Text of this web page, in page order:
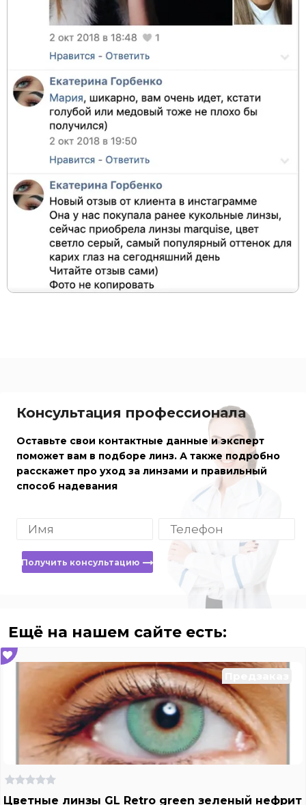
Консультация профессионала
Оставьте свои контактные данные и эксперт
поможет вам в подборе линз. А также подробно
расскажет про уход за линзами и правильный
способ надевания
Получить консультацию
Ещё на нашем сайте есть:
Цветные линзы GL Retro green зеленый нефрит